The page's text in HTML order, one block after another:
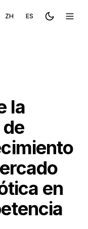
ZH ES Toggle메뉴
la
en